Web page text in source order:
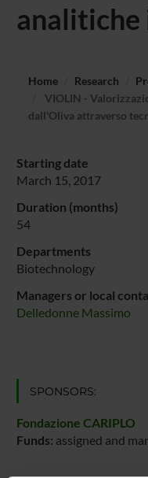
analitiche
Home Research
VIOLIN -
dall'Oliva attraverso
Starting date
March 15, 2017
Duration (months)
54
Departments
Biotechnology
Managers or local
Delledonne Massimo
SPONSORS:
Fondazione CARIPLO
Funds: assigned and